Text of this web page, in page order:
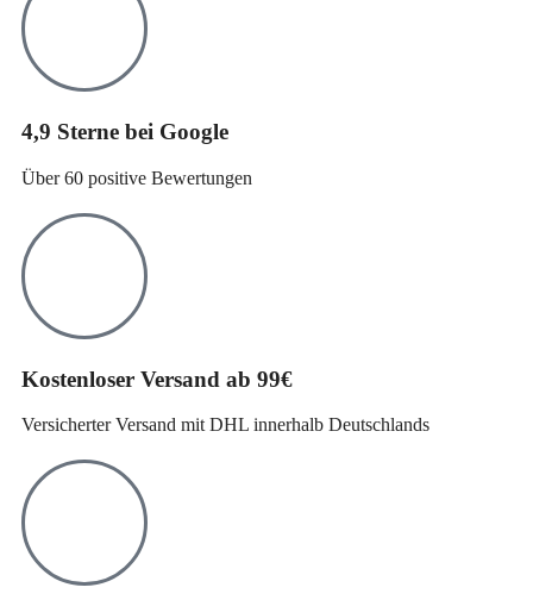
4,9 Sterne bei Google
Über 60 positive Bewertungen
Kostenloser Versand ab 99€
Versicherter Versand mit DHL innerhalb Deutschlands